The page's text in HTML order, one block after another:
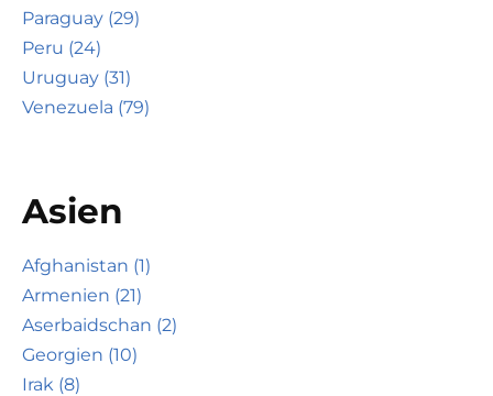
Paraguay (29)
Peru (24)
Uruguay (31)
Venezuela (79)
Asien
Afghanistan (1)
Armenien (21)
Aserbaidschan (2)
Georgien (10)
Irak (8)